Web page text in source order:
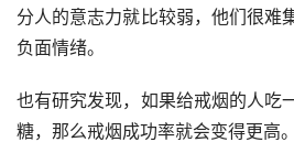
分人的意志力就比较弱，他们很难
负面情绪。
也有研究发现，如果给戒烟的人吃
糖，那么戒烟成功率就会变得更高。